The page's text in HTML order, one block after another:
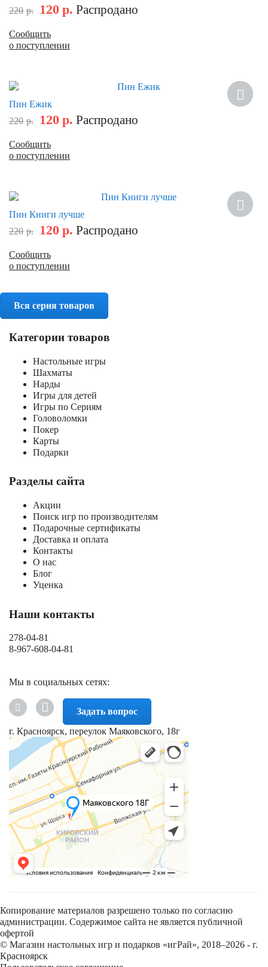
220 р. 120 р. Распродано
Сообщить
о поступлении
Пин Ежик
220 р. 120 р. Распродано
Сообщить
о поступлении
Пин Книги лучше
220 р. 120 р. Распродано
Сообщить
о поступлении
Вся серия товаров
Категории товаров
Настольные игры
Шахматы
Нарды
Игры для детей
Игры по Сериям
Головоломки
Покер
Карты
Подарки
Разделы сайта
Акции
Поиск игр по производителям
Подарочные сертификаты
Доставка и оплата
Контакты
О нас
Блог
Уценка
Наши контакты
278-04-81
8-967-608-04-81
Мы в социальных сетях:
Задать вопрос
г. Красноярск, переулок Маяковского, 18г
Копирование материалов разрешено только по согласию
администрации. Содержимое сайта не является публичной
офертой
© Магазин настольных игр и подарков «игРай», 2018–2026 - г.
Красноярск